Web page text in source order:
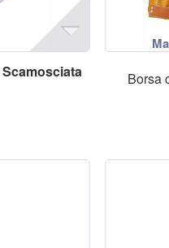
Scamosciata Borsa